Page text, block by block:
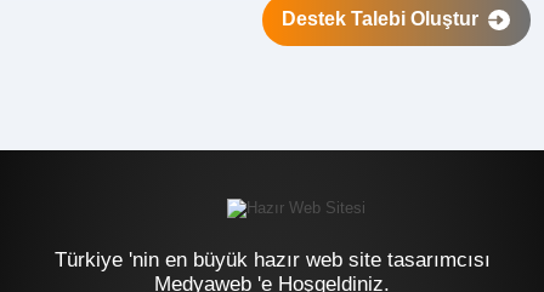
Destek Talebi Oluştur
Türkiye 'nin en büyük hazır web site tasarımcısı
Medyaweb 'e Hoşgeldiniz.